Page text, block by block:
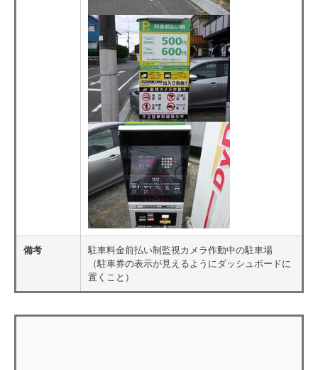
備考
駐車料金前払い制監視カメラ作動中の駐車場
（駐車券の表示が見えるようにダッシュボードに
置くこと）